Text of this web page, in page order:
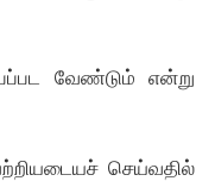
வேண்டும் என்று
செய்வதில்